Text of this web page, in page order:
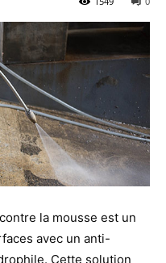
la mousse est un
avec un anti-
Cette solution